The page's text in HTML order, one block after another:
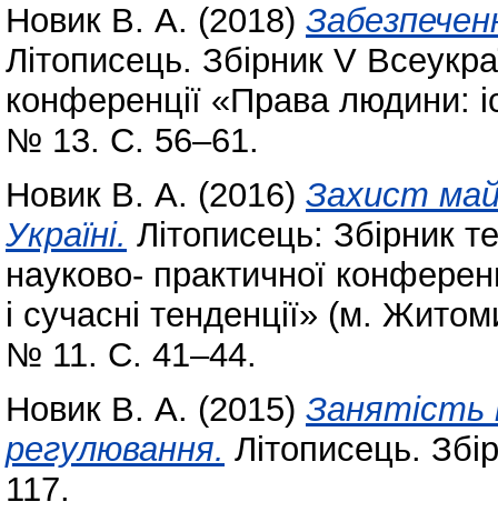
Новик В. А. (2018)
Літописець. Збірник V
конференції «Права людини:
№ 13. С. 56–61.
Новик В. А. (2016) Захист
Україні. Літописець: Збірник
науково- практичної
і сучасні тенденції» (м.
№ 11. С. 41–44.
Новик В. А. (2015) Занятість
регулювання. Літописець.
117.